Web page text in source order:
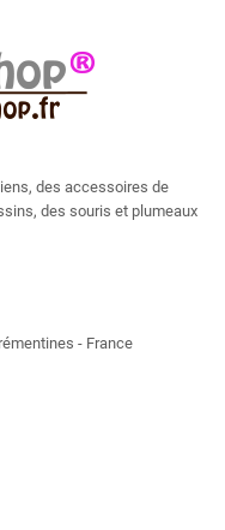
des accessoires de
des souris et plumeaux
- France